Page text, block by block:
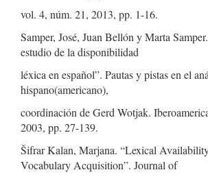
vol. 4, núm. 21, 2013, pp. 1-16.
Samper, José, Juan Bellón y Marta
estudio de la disponibilidad
léxica en español”. Pautas y pistas en el
hispano(americano),
coordinación de Gerd Wotjak.
2003, pp. 27-139.
Šifrar Kalan, Marjana. “Lexical
Vocabulary Acquisition”. Journal of